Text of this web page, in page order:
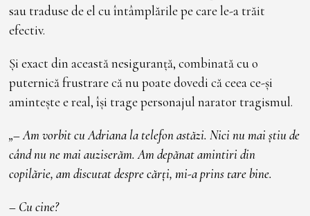
sau traduse de el cu întâmplările pe care le-a trăit
efectiv.
Și exact din această nesiguranță, combinată cu o
puternică frustrare că nu poate dovedi că ceea ce-și
amintește e real, își trage personajul narator tragismul.
„– Am vorbit cu Adriana la telefon astăzi. Nici nu mai știu de
când nu ne mai auziserăm. Am depănat amintiri din
copilărie, am discutat despre cărți, mi-a prins tare bine.
– Cu cine?